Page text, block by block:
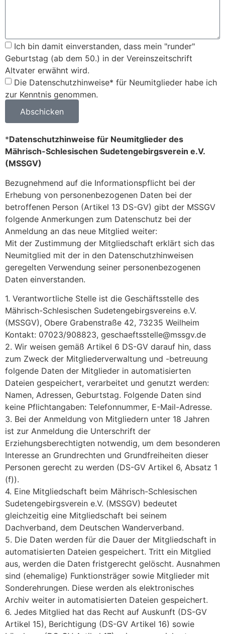
Ich bin damit einverstanden, dass mein "runder"
Geburtstag (ab dem 50.) in der Vereinszeitschrift
Altvater erwähnt wird.
Die Datenschutzhinweise* für Neumitglieder habe ich
zur Kenntnis genommen.
Abschicken
*Datenschutzhinweise für Neumitglieder des
Mährisch-Schlesischen Sudetengebirgsverein e.V.
(MSSGV)
Bezugnehmend auf die Informationspflicht bei der
Erhebung von personenbezogenen Daten bei der
betroffenen Person (Artikel 13 DS-GV) gibt der MSSGV
folgende Anmerkungen zum Datenschutz bei der
Anmeldung an das neue Mitglied weiter:
Mit der Zustimmung der Mitgliedschaft erklärt sich das
Neumitglied mit der in den Datenschutzhinweisen
geregelten Verwendung seiner personenbezogenen
Daten einverstanden.
1. Verantwortliche Stelle ist die Geschäftsstelle des
Mährisch-Schlesischen Sudetengebirgsvereins e.V.
(MSSGV), Obere Grabenstraße 42, 73235 Weilheim
Kontakt: 07023/908823, geschaeftsstelle@mssgv.de
2. Wir weisen gemäß Artikel 6 DS-GV darauf hin, dass
zum Zweck der Mitgliederverwaltung und -betreuung
folgende Daten der Mitglieder in automatisierten
Dateien gespeichert, verarbeitet und genutzt werden:
Namen, Adressen, Geburtstag. Folgende Daten sind
keine Pflichtangaben: Telefonnummer, E-Mail-Adresse.
3. Bei der Anmeldung von Mitgliedern unter 18 Jahren
ist zur Anmeldung die Unterschrift der
Erziehungsberechtigten notwendig, um dem besonderen
Interesse an Grundrechten und Grundfreiheiten dieser
Personen gerecht zu werden (DS-GV Artikel 6, Absatz 1
(f)).
4. Eine Mitgliedschaft beim Mährisch-Schlesischen
Sudetengebirgsverein e.V. (MSSGV) bedeutet
gleichzeitig eine Mitgliedschaft bei seinem
Dachverband, dem Deutschen Wanderverband.
5. Die Daten werden für die Dauer der Mitgliedschaft in
automatisierten Dateien gespeichert. Tritt ein Mitglied
aus, werden die Daten fristgerecht gelöscht. Ausnahmen
sind (ehemalige) Funktionsträger sowie Mitglieder mit
Sonderehrungen. Diese werden als elektronisches
Archiv weiter in automatisierten Dateien gespeichert.
6. Jedes Mitglied hat das Recht auf Auskunft (DS-GV
Artikel 15), Berichtigung (DS-GV Artikel 16) sowie